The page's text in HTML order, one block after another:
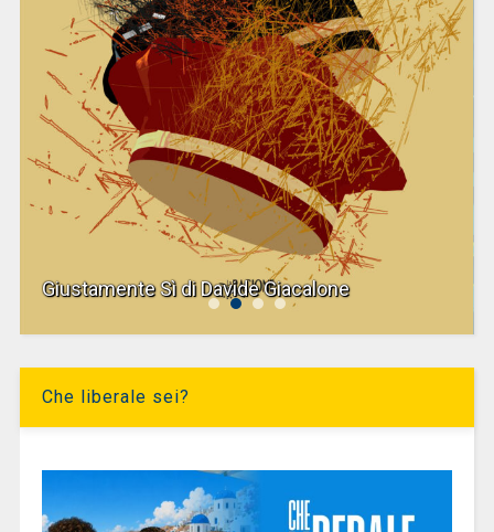
Giustamente Sì di Davide Giacalone
Che liberale sei?